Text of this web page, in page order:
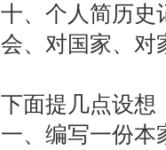
十、个人简历史
会、对国家、对
下面提几点设想
一、编写一份本